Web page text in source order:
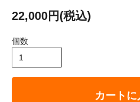
22,000円(税込)
個数
カートに